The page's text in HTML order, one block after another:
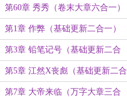
第60章 秀秀（卷末大章六合一）
第1章 作弊（基础更新二合一）
第3章 铅笔记号（基础更新二合
一）
第5章 江然X丧彪（基础更新二合
一）
第7章 大帝来临（万字大章三合